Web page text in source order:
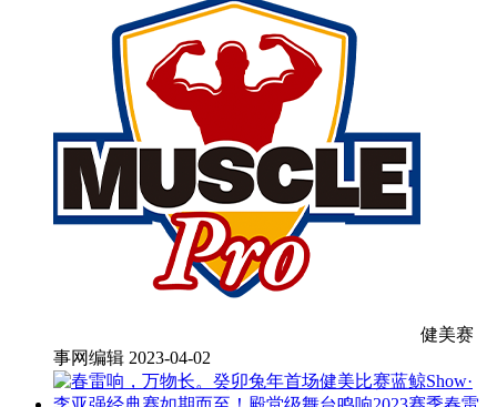
健美赛
事网编辑 2023-04-02